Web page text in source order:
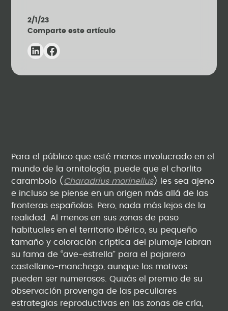
2/1/23
Comparte este artículo
Para el público que esté menos involucrado en el
mundo de la ornitología, puede que el chorlito
carambolo ( Charadrius morinellus) les sea ajeno
e incluso se piense en un origen más allá de las
fronteras españolas. Pero, nada más lejos de la
realidad. Al menos en sus zonas de paso
habituales en el territorio ibérico, su pequeño
tamaño y coloración críptica del plumaje labran
su fama de “ave-estrella” para el pajarero
castellano-manchego, aunque los motivos
pueden ser numerosos. Quizás el premio de su
observación provenga de las peculiares
estrategias reproductivas en las zonas de cría,